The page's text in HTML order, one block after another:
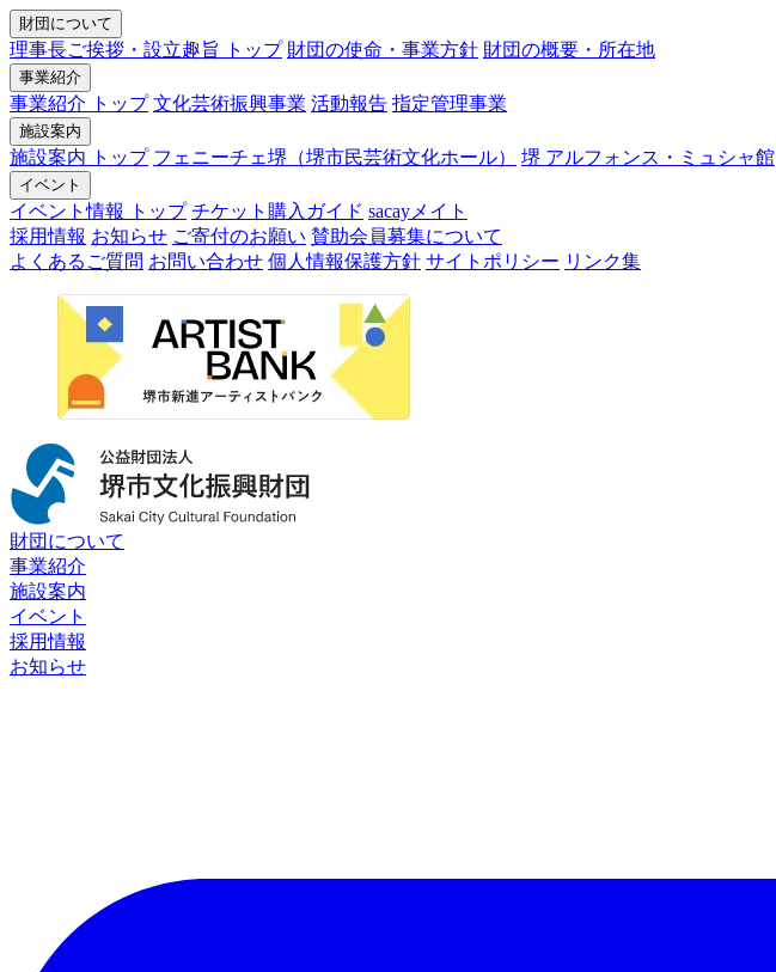
財団について
理事長ご挨拶・設立趣旨 トップ 財団の使命・事業方針 財団の概要・所在地
事業紹介
事業紹介 トップ 文化芸術振興事業 活動報告 指定管理事業
施設案内
施設案内 トップ フェニーチェ堺（堺市民芸術文化ホール） 堺 アルフォンス・ミュシャ館
イベント
イベント情報 トップ チケット購入ガイド sacayメイト
採用情報 お知らせ ご寄付のお願い 賛助会員募集について
よくあるご質問 お問い合わせ 個人情報保護方針 サイトポリシー リンク集
財団について
事業紹介
施設案内
イベント
採用情報
お知らせ